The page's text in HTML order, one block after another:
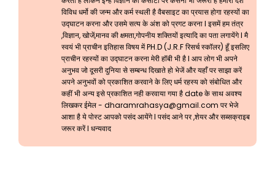
विविध धर्मो की जन्म और कर्म स्थली है वैबसाइट का प्रयास होगा रहस्यों का
उद्घाटन करना और उसमे सत्य के अंश को प्रगट करना l इसमें हम तंत्र
,विज्ञान, खोजें,मानव की क्षमता,गोपनीय शक्तियों इत्यादि का पता लगायेंगे l मै
स्वयं भी प्राचीन इतिहास विषय में PH.D (J.R.F रिसर्च स्कॉलर) हूँ इसलिए
प्राचीन रहस्यों का उद्घाटन करना मेरी हॉबी भी है l आप लोग भी अपने
अनुभव जो दूसरी दुनिया से सम्बन्ध दिखाते हो भेजें और यहाँ पर साझा करें
अपने अनुभवों को प्रकाशित करवाने के लिए धर्म रहस्य को संबोधित और
कहीं भी अन्य इसे प्रकाशित नही करवाया गया है date के साथ अवश्य
लिखकर ईमेल - dharamrahasya@gmail.com पर भेजे
आशा है ये पोस्ट आपको पसंद आयेंगे l पसंद आने पर ,शेयर और सब्सक्राइब
जरूर करें l धन्यवाद